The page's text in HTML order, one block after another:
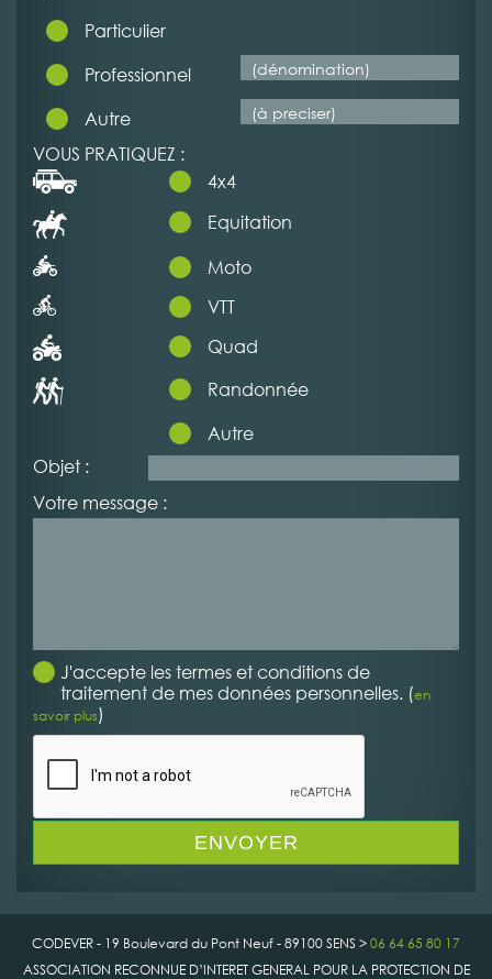
Particulier
Professionnel
Autre
VOUS PRATIQUEZ :
4x4
Equitation
Moto
VTT
Quad
Randonnée
Autre
Objet :
Votre message :
J'accepte les termes et conditions de
traitement de mes données personnelles. (en
savoir plus)
CODEVER - 19 Boulevard du Pont Neuf - 89100 SENS >06 64 65 80 17
ASSOCIATION RECONNUE D’INTERET GENERAL POUR LA PROTECTION DE